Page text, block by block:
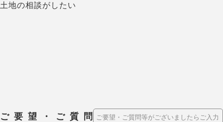
土地の相談がしたい
ご要望・ご質問